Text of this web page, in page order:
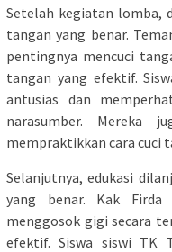
Setelah kegiatan lomba,
tangan yang benar.
pentingnya mencuci
tangan yang efektif.
antusias dan
narasumber. Mereka
mempraktikkan cara cuci
Selanjutnya, edukasi
yang benar. Kak Firda
menggosok gigi secara
efektif. Siswa siswi TK